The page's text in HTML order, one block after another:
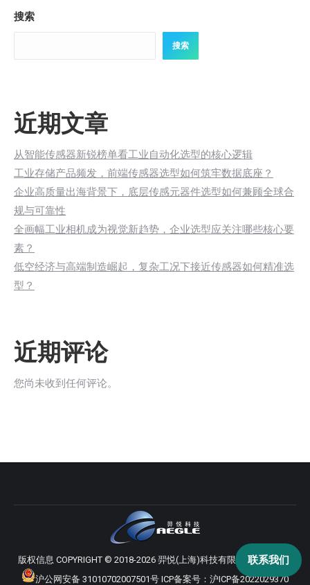
搜索
搜索
近期文章
从智能传感器新锐榜单看工业自动化选型的核心逻辑
工业存储产品频发，前端传感器选型如何筑牢数据底座？
企业高质量出海背景下，底层传感元器件选型如何兼顾全球合
规与可靠性
全画幅工业相机成为视觉新趋势，企业选型应关注哪些核心要
素？
低空经济与高端制造崛起，复杂工况下接近传感器如何精准选
型？
近期评论
您尚未收到任何评论。
版权信息 COPYRIGHT © 2018-2026 羿悦(上海)科技有限公司 版权所有
沪公网安备 31010702007501号 ICP备案号： 沪ICP备2022029370
联系我们